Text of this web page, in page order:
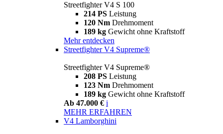
Streetfighter V4 S 100
214 PS Leistung
120 Nm Drehmoment
189 kg Gewicht ohne Kraftstoff
Mehr entdecken
Streetfighter V4 Supreme®
Streetfighter V4 Supreme®
208 PS Leistung
123 Nm Drehmoment
189 kg Gewicht ohne Kraftstoff
Ab 47.000 € i
MEHR ERFAHREN
V4 Lamborghini